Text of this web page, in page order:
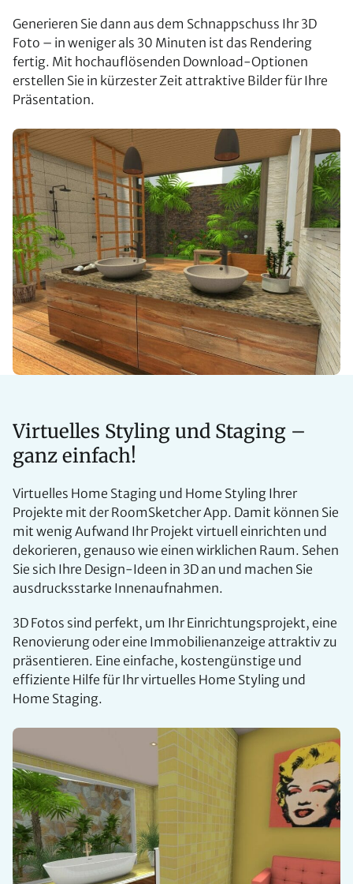
Generieren Sie dann aus dem Schnappschuss Ihr 3D
Foto – in weniger als 30 Minuten ist das Rendering
fertig. Mit hochauflösenden Download-Optionen
erstellen Sie in kürzester Zeit attraktive Bilder für Ihre
Präsentation.
Virtuelles Styling und Staging –
ganz einfach!
Virtuelles Home Staging und Home Styling Ihrer
Projekte mit der RoomSketcher App. Damit können Sie
mit wenig Aufwand Ihr Projekt virtuell einrichten und
dekorieren, genauso wie einen wirklichen Raum. Sehen
Sie sich Ihre Design-Ideen in 3D an und machen Sie
ausdrucksstarke Innenaufnahmen.
3D Fotos sind perfekt, um Ihr Einrichtungsprojekt, eine
Renovierung oder eine Immobilienanzeige attraktiv zu
präsentieren. Eine einfache, kostengünstige und
effiziente Hilfe für Ihr virtuelles Home Styling und
Home Staging.